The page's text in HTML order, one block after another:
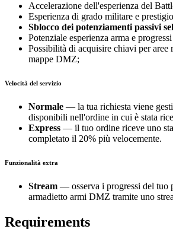
Accelerazione dell'esperienza del
Esperienza di grado militare e
Sblocco dei potenziamenti passivi
Potenziale esperienza arma e
Possibilità di acquisire chiavi per aree
mappe DMZ;
Velocità del servizio
Normale — la tua richiesta viene
disponibili nell'ordine in cui è stata
Express — il tuo ordine riceve uno
completato il 20% più velocemente.
Funzionalità extra
Stream — osserva i progressi del tuo
armadietto armi DMZ tramite uno
Requirements